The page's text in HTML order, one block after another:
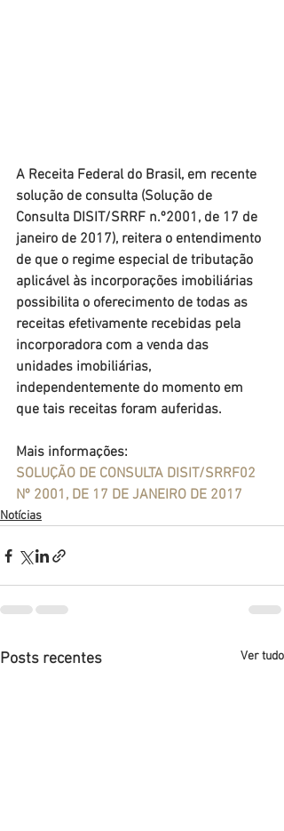
A Receita Federal do Brasil, em recente
solução de consulta (Solução de
Consulta DISIT/SRRF n.º2001, de 17 de
janeiro de 2017), reitera o entendimento
de que o regime especial de tributação
aplicável às incorporações imobiliárias
possibilita o oferecimento de todas as
receitas efetivamente recebidas pela
incorporadora com a venda das
unidades imobiliárias,
independentemente do momento em
que tais receitas foram auferidas.
Mais informações:
SOLUÇÃO DE CONSULTA DISIT/SRRF02
Nº 2001, DE 17 DE JANEIRO DE 2017
Notícias
Posts recentes Ver tudo